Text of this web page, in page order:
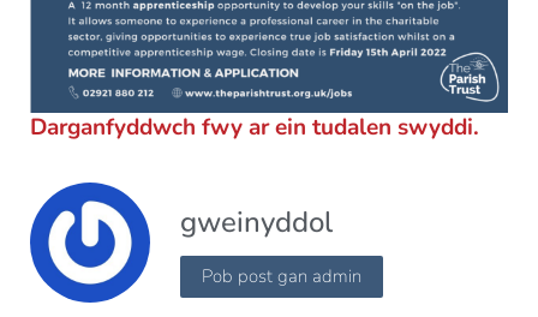
Darganfyddwch fwy ar ein tudalen swyddi.
gweinyddol
Pob post gan admin